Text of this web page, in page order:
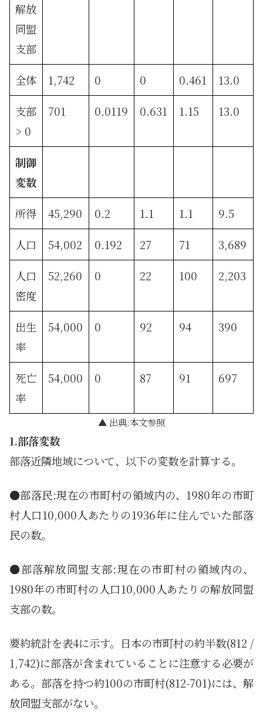
解放
同盟
支部
全体 1,742 0 0 0.461 13.0
支部
> 0
701 0.0119 0.631 1.15 13.0
制御
変数
所得 45,290 0.2 1.1 1.1 9.5
人口 54,002 0.192 27 71 3,689
人口
密度
52,260 0 22 100 2,203
出生
率
54,000 0 92 94 390
死亡
率
54,000 0 87 91 697
出典:本文参照
1.部落変数
部落近隣地域について、以下の変数を計算する。
●部落民:現在の市町村の領域内の、1980年の市町
村人口10,000人あたりの1936年に住んでいた部落
民の数。
●部落解放同盟支部:現在の市町村の領域内の、
1980年の市町村の人口10,000人あたりの解放同盟
支部の数。
要約統計を表4に示す。日本の市町村の約半数(812 /
1,742)に部落が含まれていることに注意する必要が
ある。部落を持つ約100の市町村(812-701)には、解
放同盟支部がない。